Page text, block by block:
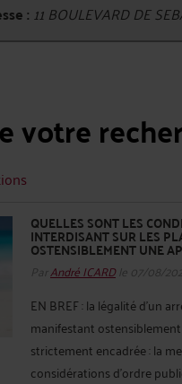
: 11 BOULEVARD DE
votre
QUELLES SONT LES
INTERDISANT SUR LES
OSTENSIBLEMENT UNE
ParAndré ICARDle 07/08/
EN BREF : la légalité d’un
manifestant
strictement encadrée : la
considérations d’ordre